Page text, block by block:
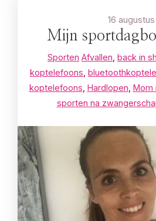
16 augustus
Mijn
Sporten Afvallen back in
koptelefoons
koptelefoons Hardlopen Mom
sporten na